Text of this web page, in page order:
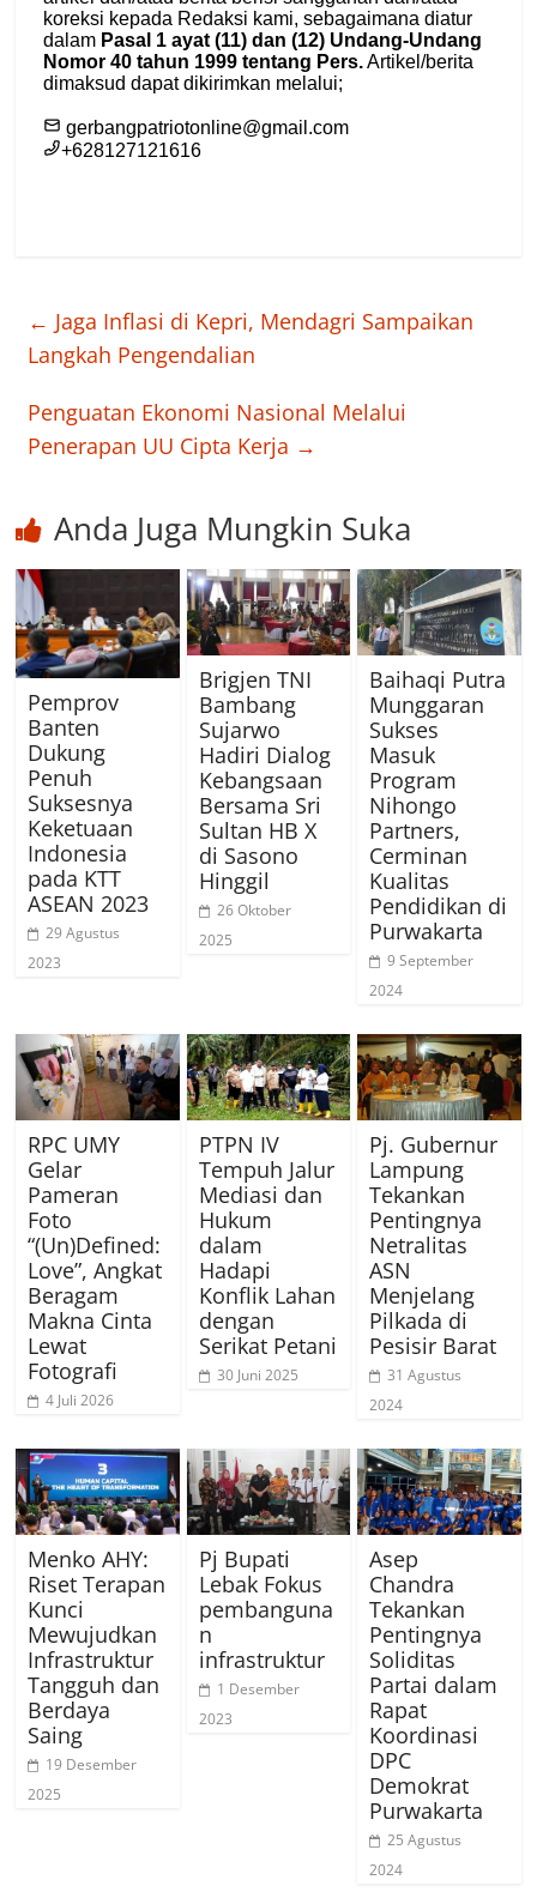
← Jaga Inflasi di Kepri, Mendagri Sampaikan
Langkah Pengendalian
Penguatan Ekonomi Nasional Melalui
Penerapan UU Cipta Kerja →
Anda Juga Mungkin Suka
Pemprov
Banten
Dukung
Penuh
Suksesnya
Keketuaan
Indonesia
pada KTT
ASEAN 2023
29 Agustus
2023
Brigjen TNI
Bambang
Sujarwo
Hadiri Dialog
Kebangsaan
Bersama Sri
Sultan HB X
di Sasono
Hinggil
26 Oktober
2025
Baihaqi Putra
Munggaran
Sukses
Masuk
Program
Nihongo
Partners,
Cerminan
Kualitas
Pendidikan di
Purwakarta
9 September
2024
RPC UMY
Gelar
Pameran
Foto
“(Un)Defined:
Love”, Angkat
Beragam
Makna Cinta
Lewat
Fotografi
4 Juli 2026
PTPN IV
Tempuh Jalur
Mediasi dan
Hukum
dalam
Hadapi
Konflik Lahan
dengan
Serikat Petani
30 Juni 2025
Pj. Gubernur
Lampung
Tekankan
Pentingnya
Netralitas
ASN
Menjelang
Pilkada di
Pesisir Barat
31 Agustus
2024
Menko AHY:
Riset Terapan
Kunci
Mewujudkan
Infrastruktur
Tangguh dan
Berdaya
Saing
19 Desember
2025
Pj Bupati
Lebak Fokus
pembanguna
n
infrastruktur
1 Desember
2023
Asep
Chandra
Tekankan
Pentingnya
Soliditas
Partai dalam
Rapat
Koordinasi
DPC
Demokrat
Purwakarta
25 Agustus
2024